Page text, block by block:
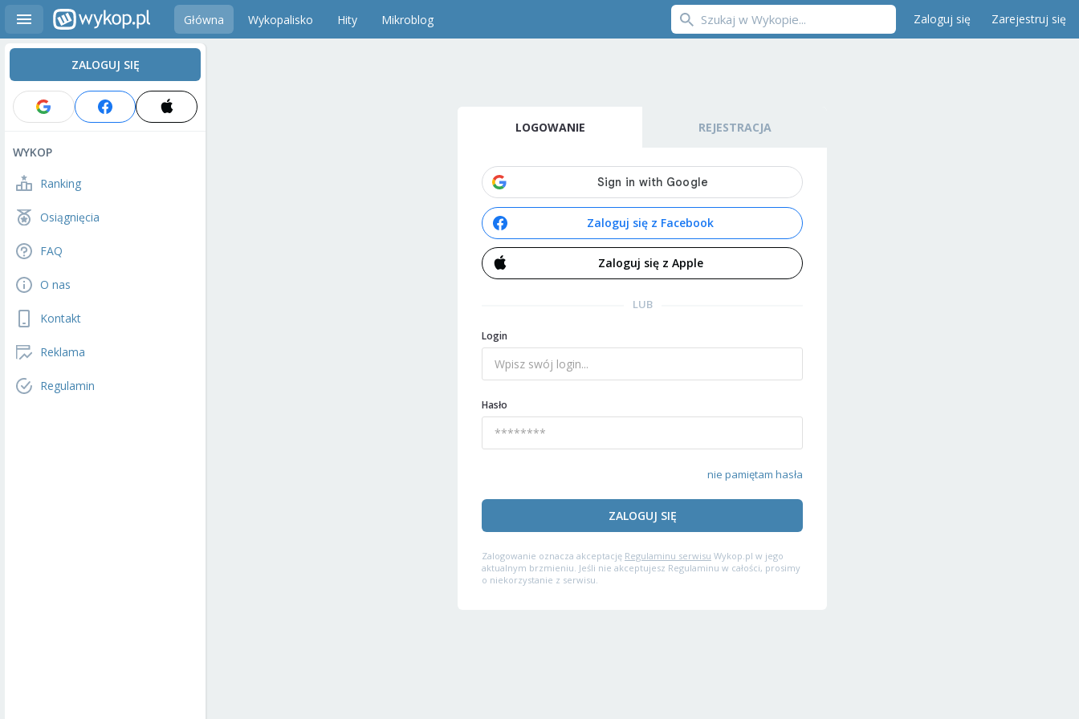
Główna Wykopalisko Hity Mikroblog Zaloguj się Zarejestruj się
ZALOGUJ SIĘ
WYKOP
Ranking
Osiągnięcia
FAQ
O nas
Kontakt
Reklama
Regulamin
LOGOWANIE REJESTRACJA
Zaloguj się z Facebook
Zaloguj się z Apple
LUB
Login
Hasło
nie pamiętam hasła
ZALOGUJ SIĘ
Zalogowanie oznacza akceptację Regulaminu serwisu Wykop.pl w jego
aktualnym brzmieniu. Jeśli nie akceptujesz Regulaminu w całości, prosimy
o niekorzystanie z serwisu.